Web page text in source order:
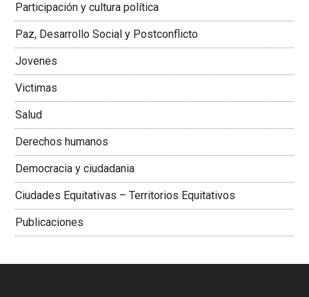
Colombiana
Participación y cultura política
Paz, Desarrollo Social y Postconflicto
Jovenes
Victimas
Salud
Derechos humanos
Democracia y ciudadania
Ciudades Equitativas – Territorios Equitativos
Publicaciones